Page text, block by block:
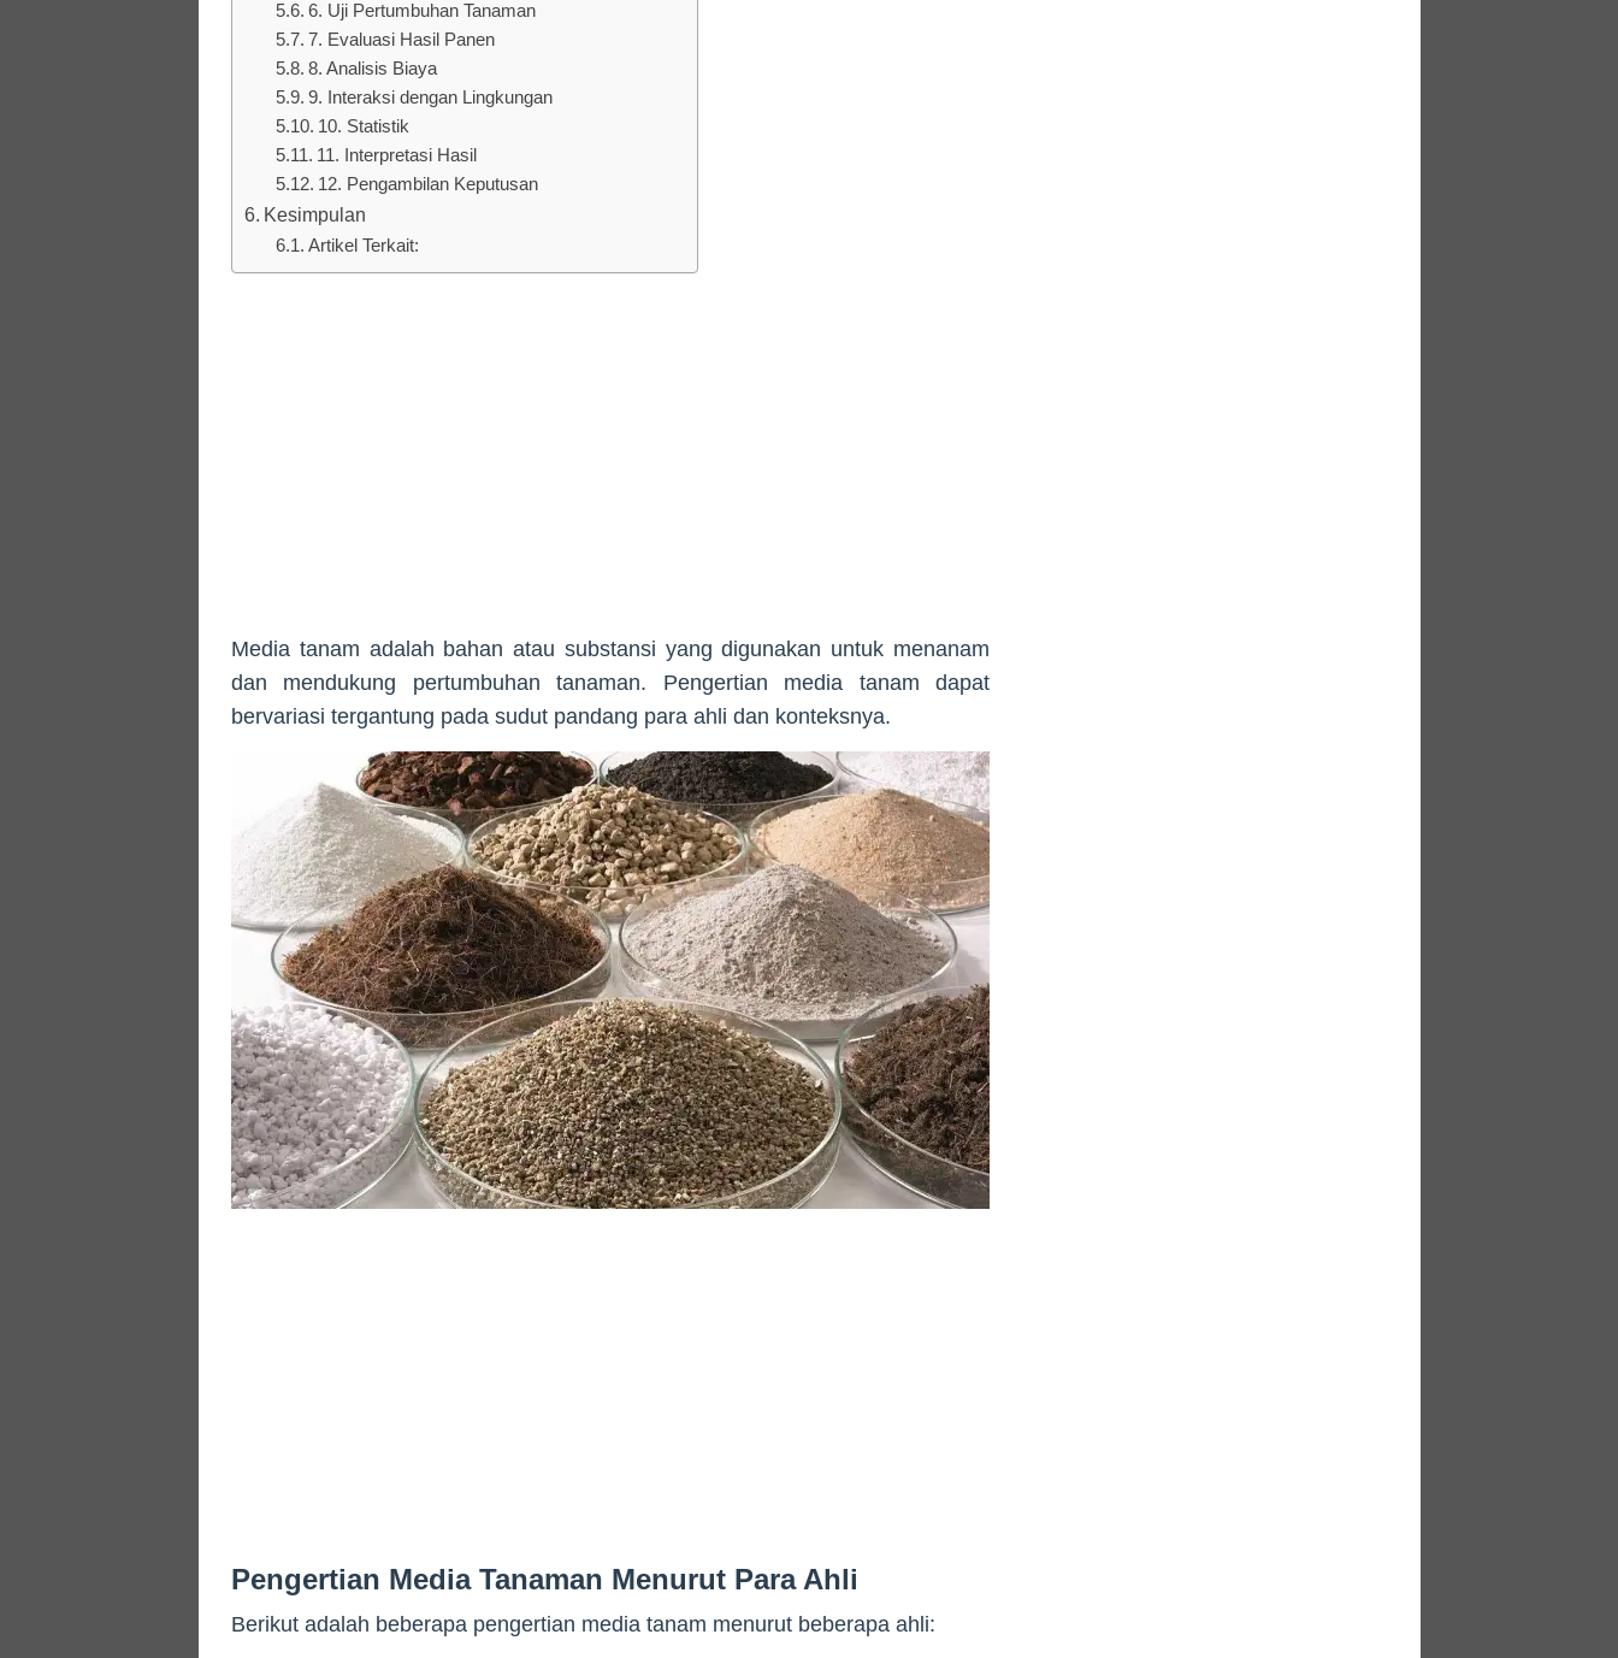
6. Uji Pertumbuhan Tanaman
7. Evaluasi Hasil Panen
8. Analisis Biaya
9. Interaksi dengan Lingkungan
10. Statistik
11. Interpretasi Hasil
12. Pengambilan Keputusan
Kesimpulan
Artikel Terkait:
Media tanam adalah bahan atau substansi yang digunakan untuk menanam
dan mendukung pertumbuhan tanaman. Pengertian media tanam dapat
bervariasi tergantung pada sudut pandang para ahli dan konteksnya.
Pengertian Media Tanaman Menurut Para Ahli
Berikut adalah beberapa pengertian media tanam menurut beberapa ahli: